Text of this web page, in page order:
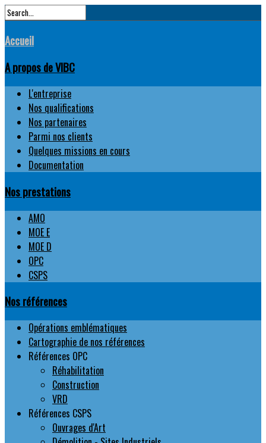
Accueil
A propos de VIBC
L'entreprise
Nos qualifications
Nos partenaires
Parmi nos clients
Quelques missions en cours
Documentation
Nos prestations
AMO
MOE E
MOE D
OPC
CSPS
Nos références
Opérations emblématiques
Cartographie de nos références
Références OPC
Réhabilitation
Construction
VRD
Références CSPS
Ouvrages d'Art